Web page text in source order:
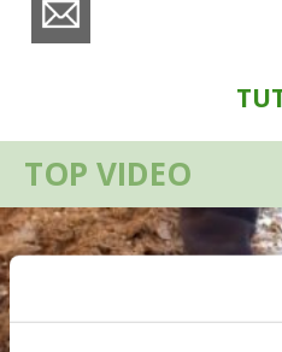
VERONESI
RIMANI A
CRESCERE INSIEME
ARCHMAN
VITA IN CAMPAGNA
TOP VIDEO